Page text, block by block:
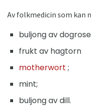
Av folkmedicin som kan
buljong av
frukt av hagtorn
motherwort ;
mint;
buljong av dill.